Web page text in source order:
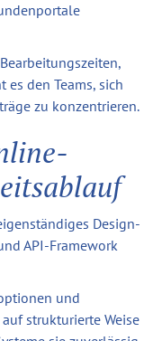
den Teams, sich
zu konzentrieren.
Design-
API-Framework
und
strukturierte Weise